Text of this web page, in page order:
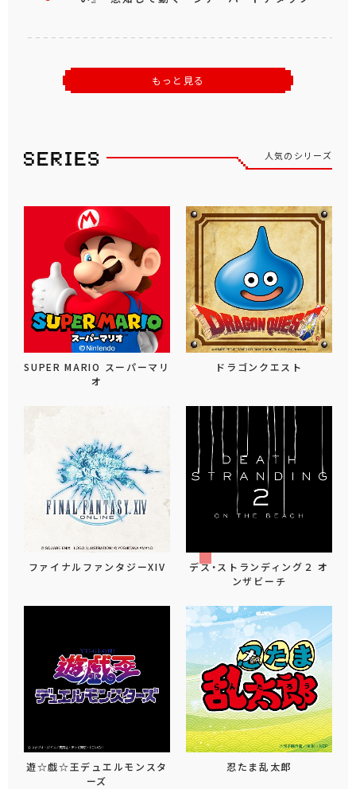
もっと見る
人気のシリーズ
SUPER MARIO スーパーマリ
オ
ドラゴンクエスト
ファイナルファンタジーXIV
デス・ストランディング２ オ
ンザビーチ
遊☆戯☆王デュエルモンスタ
ーズ
忍たま乱太郎